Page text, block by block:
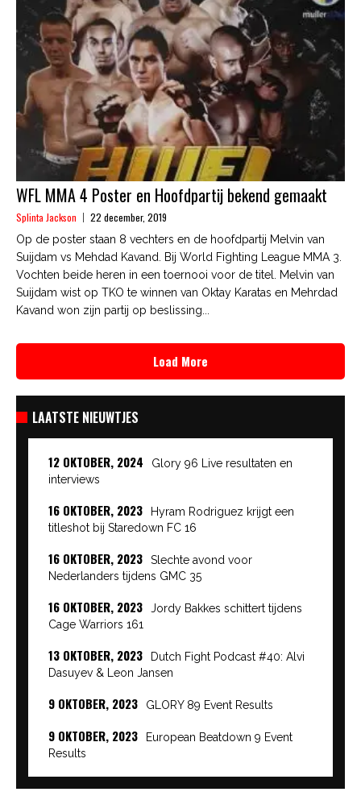
WFL MMA 4 Poster en Hoofdpartij bekend gemaakt
Splinta Jackson 22 december, 2019
Op de poster staan 8 vechters en de hoofdpartij Melvin van
Suijdam vs Mehdad Kavand. Bij World Fighting League MMA 3.
Vochten beide heren in een toernooi voor de titel. Melvin van
Suijdam wist op TKO te winnen van Oktay Karatas en Mehrdad
Kavand won zijn partij op beslissing...
Load More
LAATSTE NIEUWTJES
12 OKTOBER, 2024
Glory 96 Live resultaten en
interviews
16 OKTOBER, 2023
Hyram Rodriguez krijgt een
titleshot bij Staredown FC 16
16 OKTOBER, 2023
Slechte avond voor
Nederlanders tijdens GMC 35
16 OKTOBER, 2023
Jordy Bakkes schittert tijdens
Cage Warriors 161
13 OKTOBER, 2023
Dutch Fight Podcast #40: Alvi
Dasuyev & Leon Jansen
9 OKTOBER, 2023 GLORY 89 Event Results
9 OKTOBER, 2023
European Beatdown 9 Event
Results